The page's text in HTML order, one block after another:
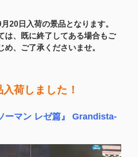
20日入荷の景品となります。
は、既に終了してある場合もご
め、ご了承くださいませ。
荷しました！
ーマン レゼ篇』 Grandista-